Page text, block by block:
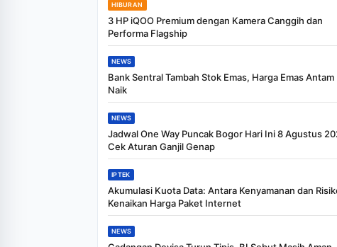
HIBURAN
3 HP iQOO Premium dengan Kamera Canggih dan
Performa Flagship
NEWS
Bank Sentral Tambah Stok Emas, Harga Emas
Naik
NEWS
Jadwal One Way Puncak Bogor Hari Ini 8 Agustus
Cek Aturan Ganjil Genap
IPTEK
Akumulasi Kuota Data: Antara Kenyamanan dan
Kenaikan Harga Paket Internet
NEWS